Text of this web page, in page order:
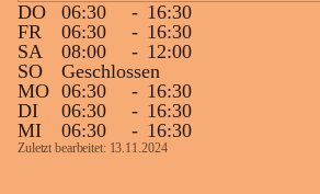
DO
06:30 - 16:30
FR
06:30 - 16:30
SA
08:00 - 12:00
SO
Geschlossen
MO 06:30 - 16:30
DI
06:30 - 16:30
MI
06:30 - 16:30
Zuletzt bearbeitet: 13.11.2024